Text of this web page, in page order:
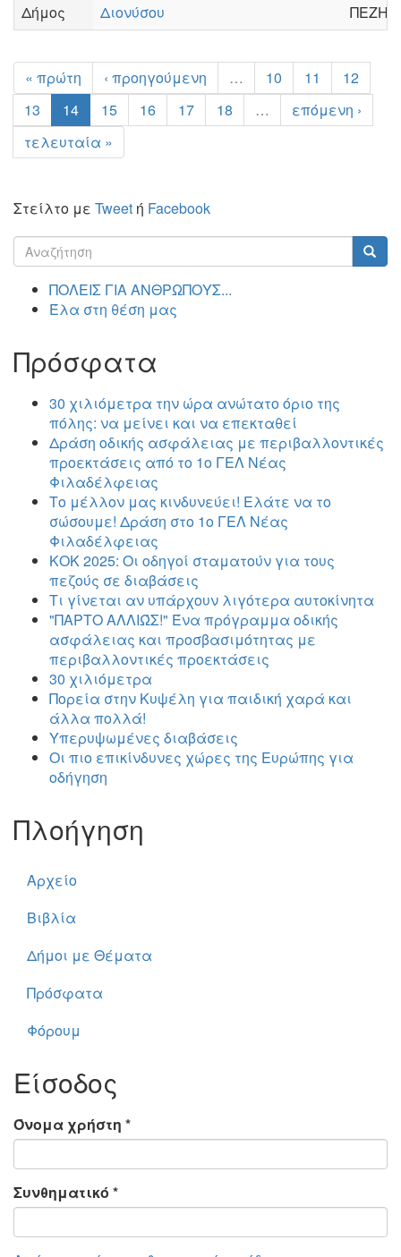
Δήμος
Διονύσου ΠΕΖΗ
« πρώτη ‹ προηγούμενη … 10 11
12
13
14 15 16 17 18 …
επόμενη ›
τελευταία »
Στείλτο με Tweet ή Facebook
Φόρμα
αναζήτησης
ΠΟΛΕΙΣ ΓΙΑ ΑΝΘΡΩΠΟΥΣ...
Έλα στη θέση μας
Πρόσφατα
30 χιλιόμετρα την ώρα ανώτατο όριο της
πόλης: να μείνει και να επεκταθεί
Δράση οδικής ασφάλειας με περιβαλλοντικές
προεκτάσεις από το 1ο ΓΕΛ Νέας
Φιλαδέλφειας
Το μέλλον μας κινδυνεύει! Ελάτε να το
σώσουμε! Δράση στο 1ο ΓΕΛ Νέας
Φιλαδέλφειας
ΚΟΚ 2025: Οι οδηγοί σταματούν για τους
πεζούς σε διαβάσεις
Τι γίνεται αν υπάρχουν λιγότερα αυτοκίνητα
"ΠΑΡΤΟ ΑΛΛΙΏΣ!" Ένα πρόγραμμα οδικής
ασφάλειας και προσβασιμότητας με
περιβαλλοντικές προεκτάσεις
30 χιλιόμετρα
Πορεία στην Κυψέλη για παιδική χαρά και
άλλα πολλά!
Υπερυψωμένες διαβάσεις
Οι πιο επικίνδυνες χώρες της Ευρώπης για
οδήγηση
Πλοήγηση
Αρχείο
Βιβλία
Δήμοι με Θέματα
Πρόσφατα
Φόρουμ
Είσοδος
Όνομα χρήστη *
Συνθηματικό *